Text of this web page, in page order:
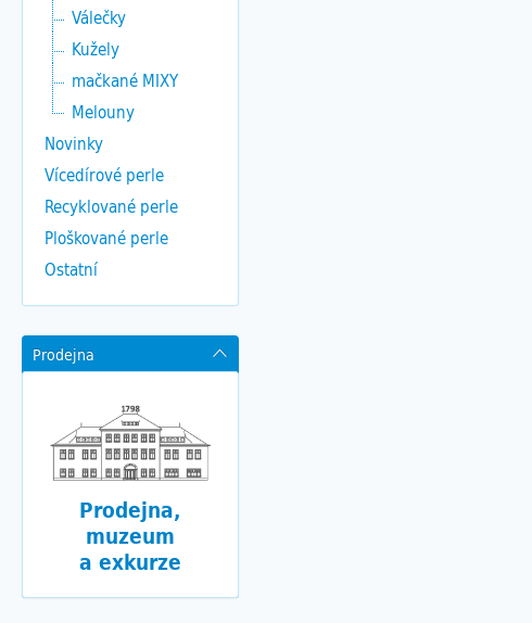
Válečky
Kužely
mačkané MIXY
Melouny
Novinky
Vícedírové perle
Recyklované perle
Ploškované perle
Ostatní
Prodejna
Prodejna,
muzeum
a exkurze